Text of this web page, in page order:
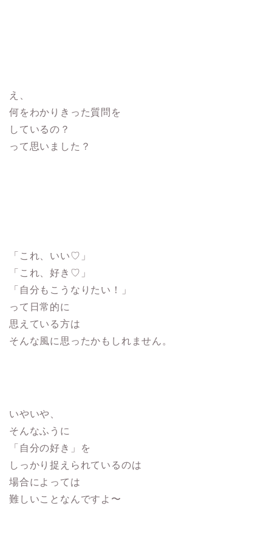
え、
何をわかりきった質問を
しているの？
って思いました？
「これ、いい♡」
「これ、好き♡」
「自分もこうなりたい！」
って日常的に
思えている方は
そんな風に思ったかもしれません。
いやいや、
そんなふうに
「自分の好き」を
しっかり捉えられているのは
場合によっては
難しいことなんですよ〜